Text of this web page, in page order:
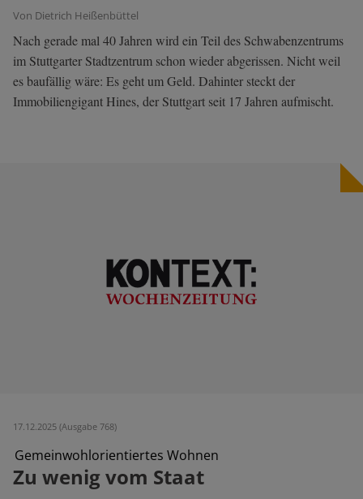
Von Dietrich Heißenbüttel
Nach gerade mal 40 Jahren wird ein Teil des Schwabenzentrums
im Stuttgarter Stadtzentrum schon wieder abgerissen. Nicht weil
es baufällig wäre: Es geht um Geld. Dahinter steckt der
Immobiliengigant Hines, der Stuttgart seit 17 Jahren aufmischt.
17.12.2025 (Ausgabe 768)
Gemeinwohlorientiertes Wohnen
Zu wenig vom Staat